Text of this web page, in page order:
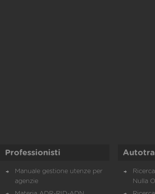
Professionisti
Manuale gestione utenze per
agenzie
Nulla